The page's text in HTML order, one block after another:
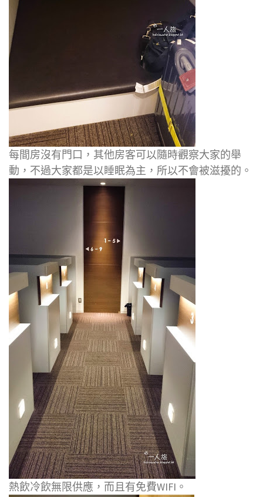
每間房沒有門口，其他房客可以隨時觀察大家的舉
動，不過大家都是以睡眠為主，所以不會被滋擾的。
熱飲冷飲無限供應，而且有免費WIFI。